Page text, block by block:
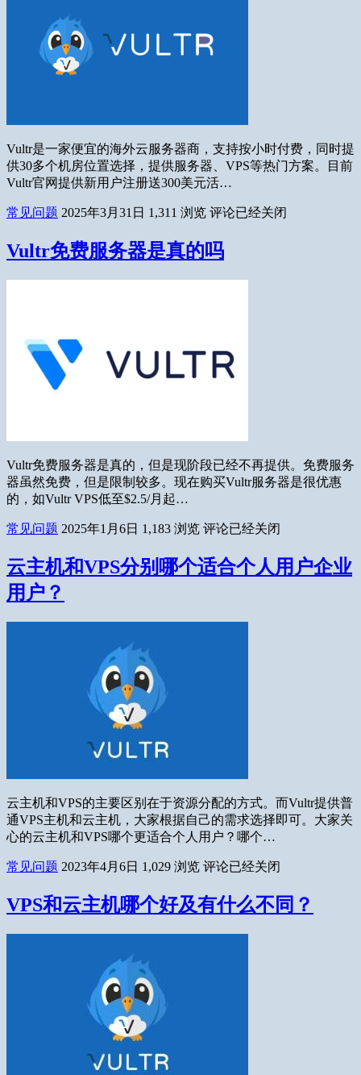
Vultr是一家便宜的海外云服务器商，支持按小时付费，同时提
供30多个机房位置选择，提供服务器、VPS等热门方案。目前
Vultr官网提供新用户注册送300美元活…
常见问题 2025年3月31日 1,311 浏览 评论已经关闭
Vultr免费服务器是真的吗
Vultr免费服务器是真的，但是现阶段已经不再提供。免费服务
器虽然免费，但是限制较多。现在购买Vultr服务器是很优惠
的，如Vultr VPS低至$2.5/月起…
常见问题 2025年1月6日 1,183 浏览 评论已经关闭
云主机和VPS分别哪个适合个人用户企业
用户？
云主机和VPS的主要区别在于资源分配的方式。而Vultr提供普
通VPS主机和云主机，大家根据自己的需求选择即可。大家关
心的云主机和VPS哪个更适合个人用户？哪个…
常见问题 2023年4月6日 1,029 浏览 评论已经关闭
VPS和云主机哪个好及有什么不同？